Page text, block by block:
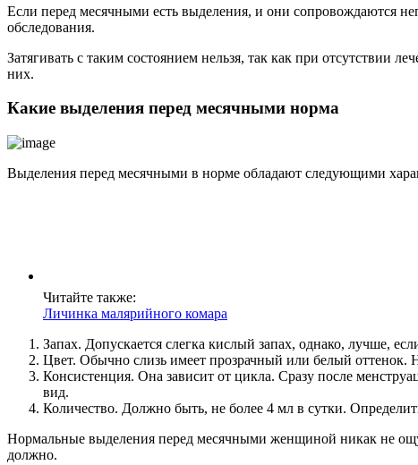
Если перед месячными есть выделения, и они сопровождаются
обследования.
Затягивать с таким состоянием нельзя, так как при отсутствии
них.
Какие выделения перед месячными норма
Выделения перед месячными в норме обладают следующими
Читайте также:
Личинка малярийного комара
Запах. Допускается слегка кислый запах, однако, лучше,
Цвет. Обычно слизь имеет прозрачный или белый оттенок.
Консистенция. Она зависит от цикла. Сразу после
вид.
Количество. Должно быть, не более 4 мл в сутки.
Нормальные выделения перед месячными женщиной никак не
должно.